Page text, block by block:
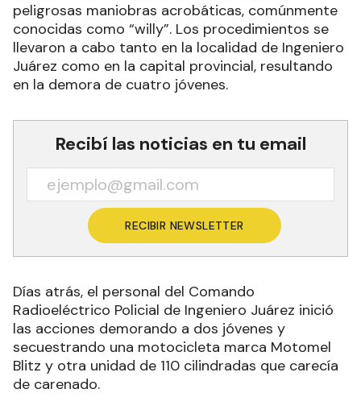
peligrosas maniobras acrobáticas, comúnmente
conocidas como “willy”. Los procedimientos se
llevaron a cabo tanto en la localidad de Ingeniero
Juárez como en la capital provincial, resultando
en la demora de cuatro jóvenes.
Recibí las noticias en tu email
RECIBIR NEWSLETTER
Días atrás, el personal del Comando
Radioeléctrico Policial de Ingeniero Juárez inició
las acciones demorando a dos jóvenes y
secuestrando una motocicleta marca Motomel
Blitz y otra unidad de 110 cilindradas que carecía
de carenado.